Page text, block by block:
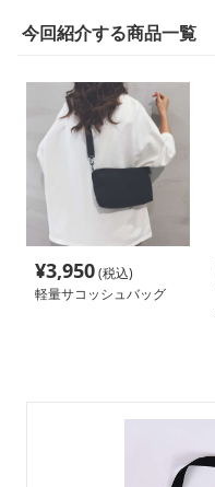
今回紹介する商品一覧
¥3,950(税込)
軽量サコッシュバッグ